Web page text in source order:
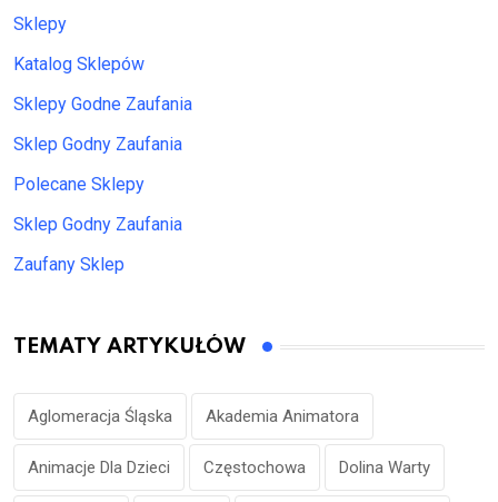
Sklepy
Katalog Sklepów
Sklepy Godne Zaufania
Sklep Godny Zaufania
Polecane Sklepy
Sklep Godny Zaufania
Zaufany Sklep
TEMATY ARTYKUŁÓW
Aglomeracja Śląska Akademia Animatora
Animacje Dla Dzieci Częstochowa Dolina Warty